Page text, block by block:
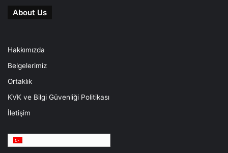
About Us
Hakkımızda
Belgelerimiz
Ortaklık
KVK ve Bilgi Güvenliği Politikası
İletişim